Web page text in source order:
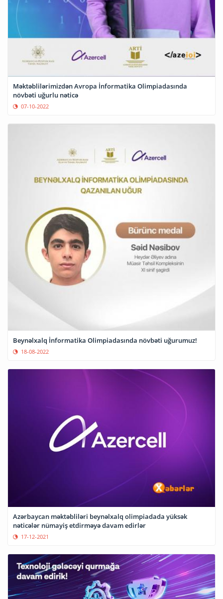
Məktəblilərimizdən Avropa İnformatika Olimpiadasında
növbəti uğurlu nəticə
07-10-2022
Beynəlxalq İnformatika Olimpiadasında növbəti uğurumuz!
18-08-2022
Azərbaycan məktəbliləri beynəlxalq olimpiadada yüksək
nəticələr nümayiş etdirməyə davam edirlər
17-12-2021